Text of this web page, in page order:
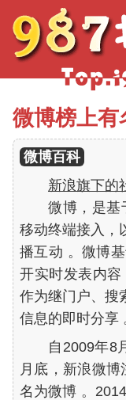
微博榜上有
微博百科
新浪旗下的
微博，是基
移动终端接入，
播互动 。微博
开实时发表内容
作为继门户、搜
信息的即时分享
自2009年8
月底，新浪微
名为微博 。